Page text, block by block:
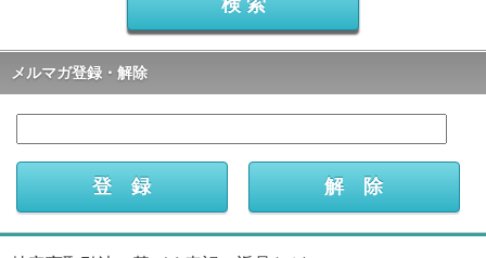
メルマガ登録・解除